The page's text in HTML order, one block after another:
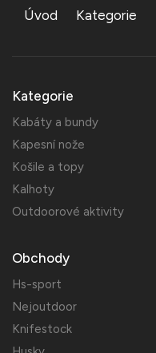
Úvod Kategorie
Kategorie
Kabáty a bundy
Kapesní nože
Košile a topy
Kalhoty
Outdoorové aktivity
Obchody
Hs-sport
Nejoutdoor
Knifestock